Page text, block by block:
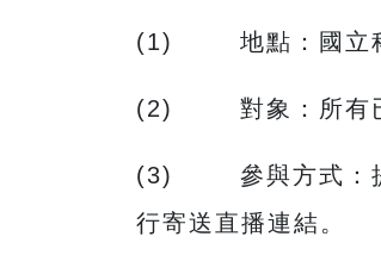
(1) 地點：國立科
(2) 對象：所有已
(3) 參與方式：提
行寄送直播連結。